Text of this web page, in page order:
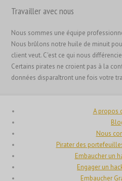
Travailler avec nous
Nous sommes une équipe
Nous brûlons notre huile de minuit
client veut. C'est ce qui nous
Certains pirates ne croient pas à la
données disparaîtront une fois votre
A propos
Nous
Pirater des
Embaucher un
Engager un
Embaucher